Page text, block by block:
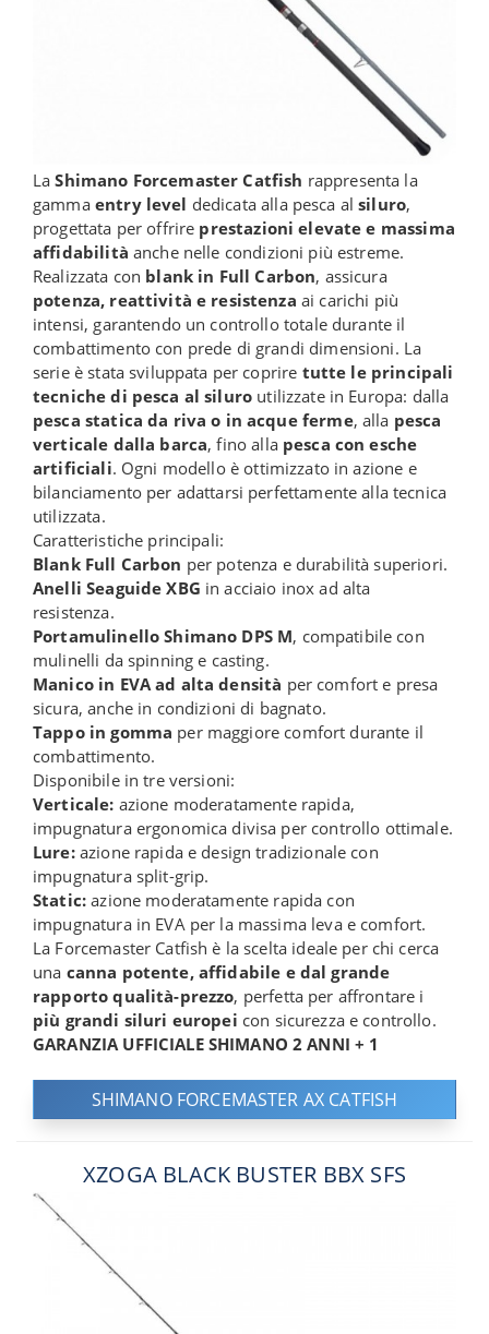
LaShimano Forcemaster Catfish rappresenta la
gamma entry level dedicata alla pesca alsiluro,
progettata per offrire prestazioni elevate e massima
affidabilità anche nelle condizioni più estreme.
Realizzata con blank in Full Carbon, assicura
potenza, reattività e resistenza ai carichi più
intensi, garantendo un controllo totale durante il
combattimento con prede di grandi dimensioni. La
serie è stata sviluppata per coprire tutte le principali
tecniche di pesca al siluro utilizzate in Europa: dalla
pesca statica da riva o in acque ferme, alla pesca
verticale dalla barca, fino alla pesca con esche
artificiali. Ogni modello è ottimizzato in azione e
bilanciamento per adattarsi perfettamente alla tecnica
utilizzata.
Caratteristiche principali:
Blank Full Carbon per potenza e durabilità superiori.
Anelli Seaguide XBG in acciaio inox ad alta
resistenza.
Portamulinello Shimano DPS M, compatibile con
mulinelli da spinning e casting.
Manico in EVA ad alta densità per comfort e presa
sicura, anche in condizioni di bagnato.
Tappo in gomma per maggiore comfort durante il
combattimento.
Disponibile in tre versioni:
Verticale: azione moderatamente rapida,
impugnatura ergonomica divisa per controllo ottimale.
Lure:azione rapida e design tradizionale con
impugnatura split-grip.
Static: azione moderatamente rapida con
impugnatura in EVA per la massima leva e comfort.
La Forcemaster Catfish è la scelta ideale per chi cerca
una canna potente, affidabile e dal grande
rapporto qualità-prezzo, perfetta per affrontare i
più grandi siluri europei con sicurezza e controllo.
GARANZIA UFFICIALE SHIMANO 2 ANNI + 1
SHIMANO FORCEMASTER AX CATFISH
XZOGA BLACK BUSTER BBX SFS